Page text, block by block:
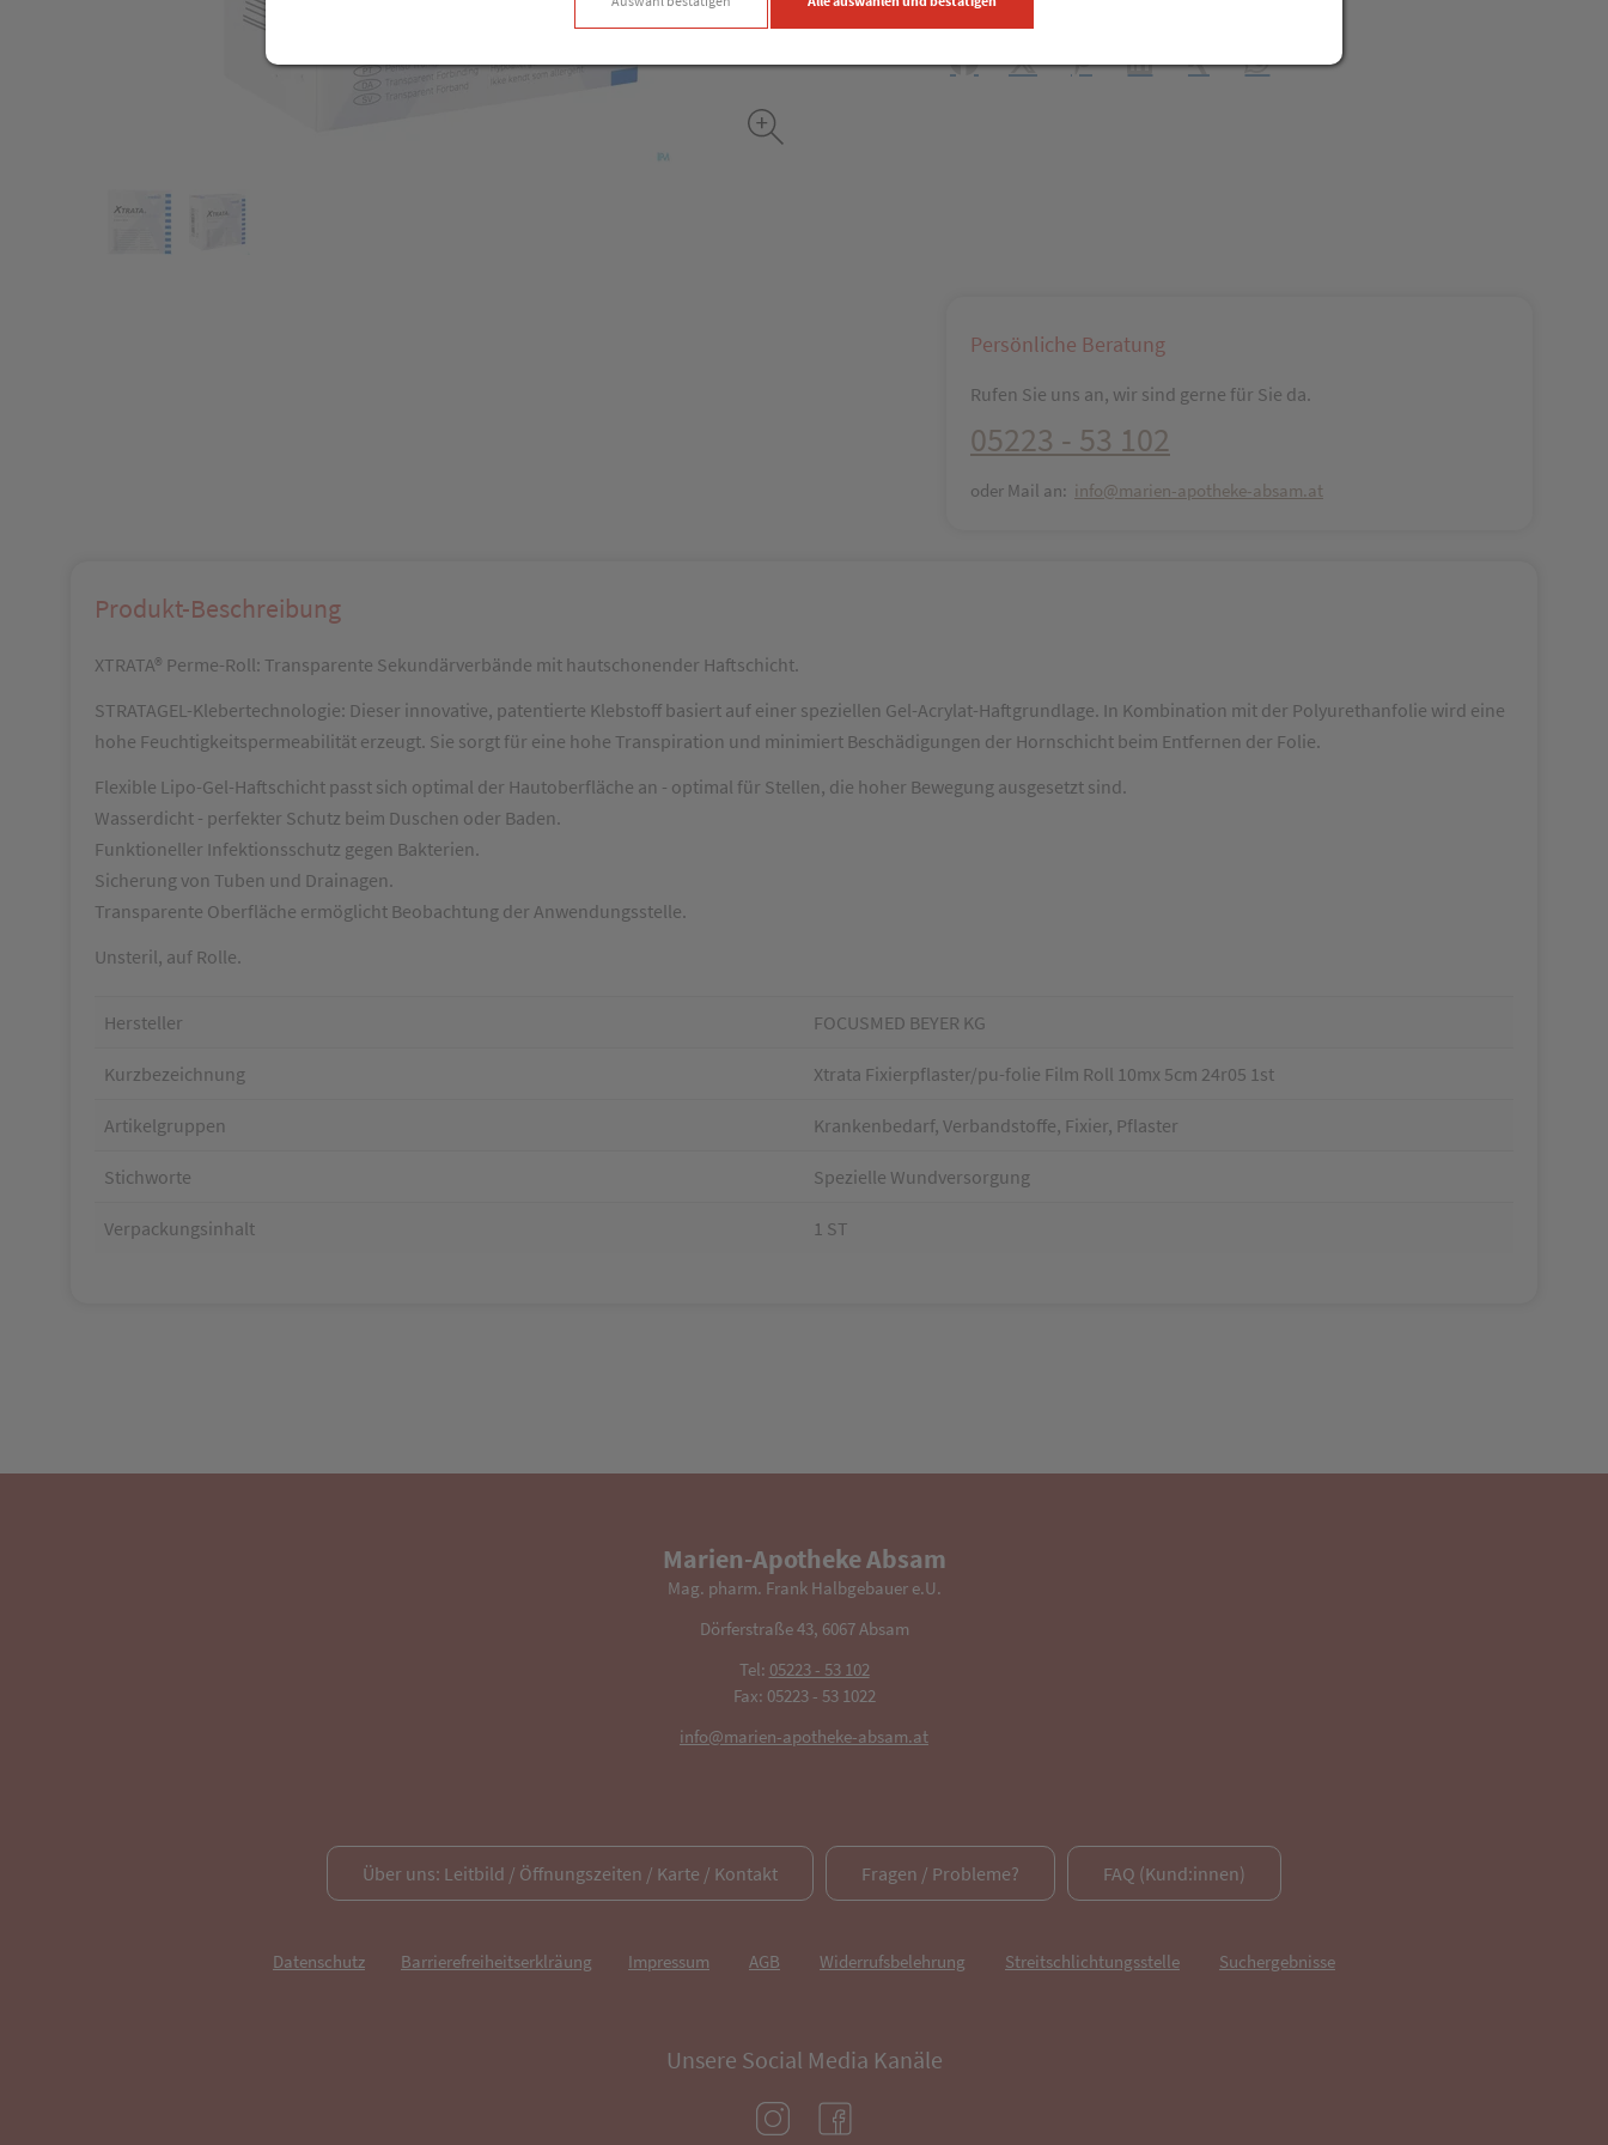
Produkt-Info mit Freunden teilen
Facebook
X PinterestLinkedInXing WhatsApp
Persönliche Beratung
Rufen Sie uns an, wir sind gerne für Sie da.
05223 - 53 102
oder Mail an: info@marien-apotheke-absam.at
Produkt-Beschreibung
XTRATA® Perme-Roll: Transparente Sekundärverbände mit hautschonender Haftschicht.
STRATAGEL-Klebertechnologie: Dieser innovative, patentierte Klebstoff basiert auf einer speziellen Gel-Acrylat-Haftgrundlage. In Kombination mit der Polyurethanfolie wird eine
hohe Feuchtigkeitspermeabilität erzeugt. Sie sorgt für eine hohe Transpiration und minimiert Beschädigungen der Hornschicht beim Entfernen der Folie.
Flexible Lipo-Gel-Haftschicht passt sich optimal der Hautoberfläche an - optimal für Stellen, die hoher Bewegung ausgesetzt sind.
Wasserdicht - perfekter Schutz beim Duschen oder Baden.
Funktioneller Infektionsschutz gegen Bakterien.
Sicherung von Tuben und Drainagen.
Transparente Oberfläche ermöglicht Beobachtung der Anwendungsstelle.
Unsteril, auf Rolle.
Hersteller FOCUSMED BEYER KG
Kurzbezeichnung Xtrata Fixierpflaster/pu-folie Film Roll 10mx 5cm 24r05 1st
Artikelgruppen Krankenbedarf, Verbandstoffe, Fixier, Pflaster
Stichworte Spezielle Wundversorgung
Verpackungsinhalt 1 ST
Marien-Apotheke Absam
Mag. pharm. Frank Halbgebauer e.U.
Dörferstraße 43, 6067 Absam
Tel: 05223 - 53 102
Fax: 05223 - 53 1022
info@marien-apotheke-absam.at
Über uns: Leitbild / Öffnungszeiten / Karte / Kontakt Fragen / Probleme? FAQ (Kund:innen)
Datenschutz Barrierefreiheitserklräung Impressum AGB Widerrufsbelehrung Streitschlichtungsstelle Suchergebnisse
Unsere Social Media Kanäle
(öffnet in neuem Tab)